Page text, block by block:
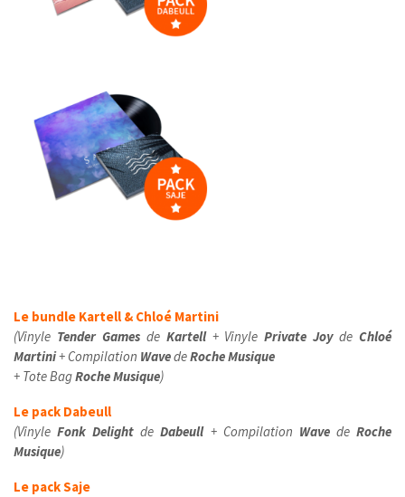
Le bundle Kartell & Chloé Martini
(Vinyle Tender Gamesde Kartell+ VinylePrivate Joyde Chloé
Martini+ Compilation WavedeRoche Musique
+ Tote BagRoche Musique)
Le pack Dabeull
(VinyleFonk Delight deDabeull+ Compilation Wave deRoche
Musique)
Le pack Saje